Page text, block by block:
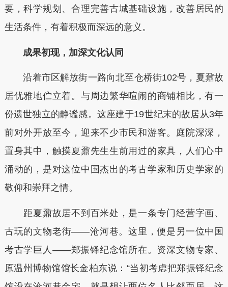
要，科学规划、合理完善古城基础设施，改善居民的
生活条件，有着积极而深远的意义。
成果初现，加深文化认同
沿着市区解放街一路向北至仓桥街102号，夏鼐故
居优雅地伫立着。与周边繁华喧闹的商铺相比，有一
份遗世独立的静谧感。这座建于19世纪末的故居从3年
前对外开放至今，迎来不少市民和游客。庭院深深，
置身其中，触摸夏鼐先生生前用过的家具，人们心中
涌动的，是对这位中国杰出的考古学家和历史学家的
敬仰和崇拜之情。
距夏鼐故居不到百米处，是一条专门经营字画、
古玩的文物老街——沧河巷。这里，便是另一位中国
考古学巨人——郑振铎纪念馆所在。资深文物专家、
原温州博物馆馆长金柏东说：“当初考虑把郑振铎纪念